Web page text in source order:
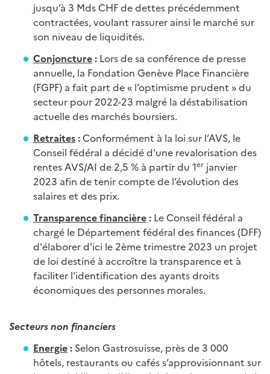
jusqu’à 3 Mds CHF de dettes précédemment
contractées, voulant rassurer ainsi le marché sur
son niveau de liquidités.
Conjoncture: Lors de sa conférence de presse
annuelle, la Fondation Genève Place Financière
(FGPF) a fait part de « l’optimisme prudent » du
secteur pour 2022-23 malgré la déstabilisation
actuelle des marchés boursiers.
Retraites: Conformément à la loi sur l’AVS, le
Conseil fédéral a décidé d’une revalorisation des
rentes AVS/AI de 2,5 % à partir du 1er janvier
2023 afin de tenir compte de l’évolution des
salaires et des prix.
Transparence financière: Le Conseil fédéral a
chargé le Département fédéral des finances (DFF)
d'élaborer d'ici le 2ème trimestre 2023 un projet
de loi destiné à accroître la transparence et à
faciliter l'identification des ayants droits
économiques des personnes morales.
Secteurs non financiers
Energie: Selon Gastrosuisse, près de 3 000
hôtels, restaurants ou cafés s’approvisionnant sur